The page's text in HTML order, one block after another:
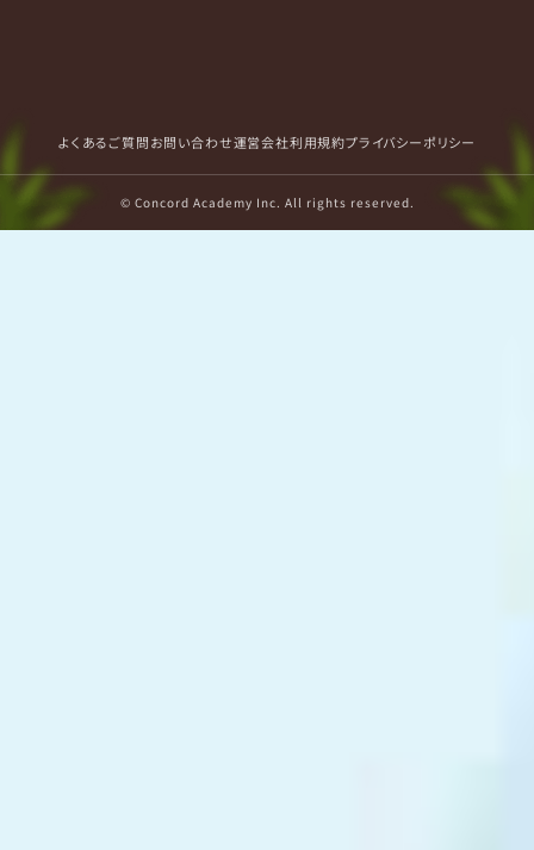
よくあるご質問お問い合わせ運営会社利用規約プライバシーポリシー
© Concord Academy Inc. All rights reserved.